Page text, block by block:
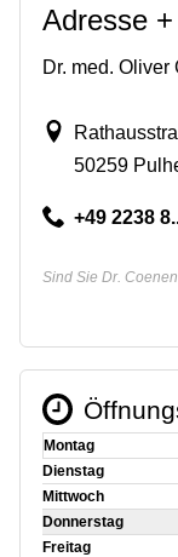
Adresse
Dr. med. Oliver
50259
+49 2238
Sind Sie Dr.
Montag
Dienstag
Mittwoch
Donnerstag
Freitag